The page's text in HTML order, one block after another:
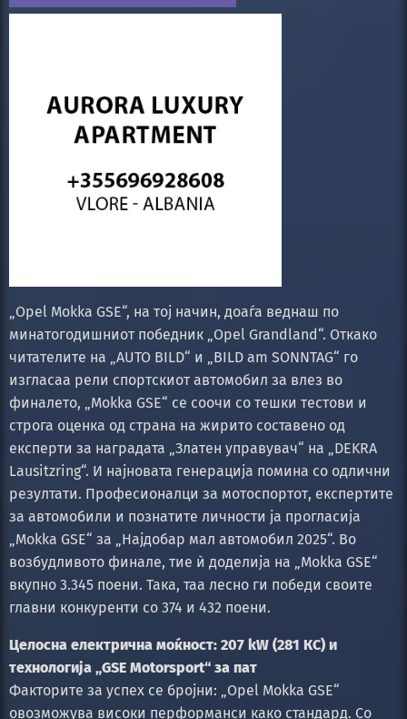
„Opel Mokka GSE“, на тој начин, доаѓа веднаш по
минатогодишниот победник „Opel Grandland“. Откако
читателите на „AUTO BILD“ и „BILD am SONNTAG“ го
изгласаа рели спортскиот автомобил за влез во
финалето, „Mokka GSE“ се соочи со тешки тестови и
строга оценка од страна на жирито составено од
експерти за наградата „Златен управувач“ на „DEKRA
Lausitzring“. И најновата генерација помина со одлични
резултати. Професионалци за мотоспортот, експертите
за автомобили и познатите личности ја прогласија
„Mokka GSE“ за „Најдобар мал автомобил 2025“. Во
возбудливото финале, тие ѝ доделија на „Mokka GSE“
вкупно 3.345 поени. Така, таа лесно ги победи своите
главни конкуренти со 374 и 432 поени.
Целосна електрична моќност: 207 kW (281 КС) и
технологија „GSE Motorsport“ за пат
Факторите за успех се бројни: „Opel Mokka GSE“
овозможува високи перформанси како стандард. Со